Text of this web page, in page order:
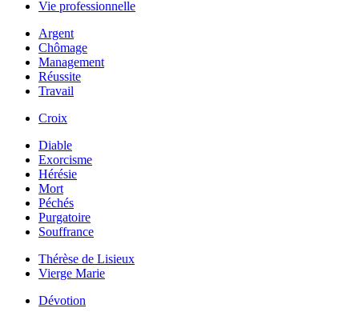
Vie professionnelle
Argent
Chômage
Management
Réussite
Travail
Croix
Diable
Exorcisme
Hérésie
Mort
Péchés
Purgatoire
Souffrance
Thérèse de Lisieux
Vierge Marie
Dévotion